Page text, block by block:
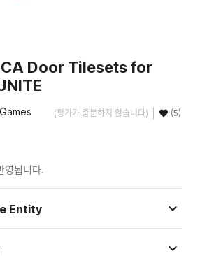
Door Tilesets for
(평가가 충분하지 않습니다) (5)
영됩니다.
Entity